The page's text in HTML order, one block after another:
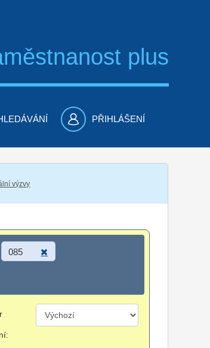
plus
PŘIHLÁŠENÍ
výzvy
085